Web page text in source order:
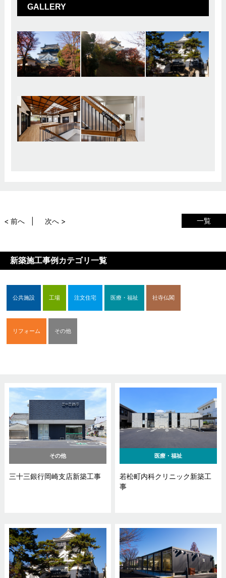
GALLERY
一覧
< 前へ 次へ >
新築施工事例カテゴリ一覧
公共施設 工場 注文住宅 医療・福祉 社寺仏閣
リフォーム その他
その他
三十三銀行岡崎支店新築工事
医療・福祉
若松町内科クリニック新築工
事